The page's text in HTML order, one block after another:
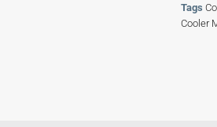
Tags
Cooler